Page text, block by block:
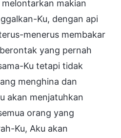
makian
Ku, dengan api
menerus membakar
yang pernah
Ku tetapi tidak
menghina dan
akan menjatuhkan
orang yang
Ku, Aku akan